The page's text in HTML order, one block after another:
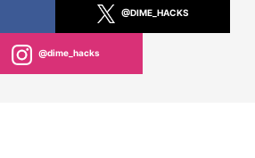
@DIME_HACKS
@dime_hacks